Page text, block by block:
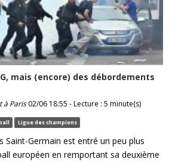
mais (encore) des débordements
à Paris02/06 18:55 - Lecture : 5 minute(s)
Ligue des champions
Saint-Germain est entré un peu plus
européen en remportant sa deuxième